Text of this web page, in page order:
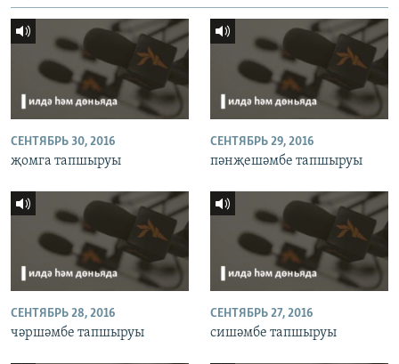
СЕНТЯБРЬ 30, 2016
җомга тапшыруы
СЕНТЯБРЬ 29, 2016
пәнҗешәмбе тапшыруы
СЕНТЯБРЬ 28, 2016
чәршәмбе тапшыруы
СЕНТЯБРЬ 27, 2016
сишәмбе тапшыруы